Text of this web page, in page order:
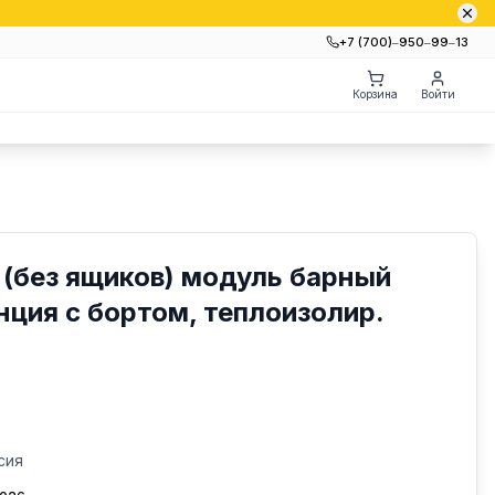
+7 (700)‒950‒99‒13
Корзина Войти
ящиков) модуль барный
с бортом, теплоизолир.